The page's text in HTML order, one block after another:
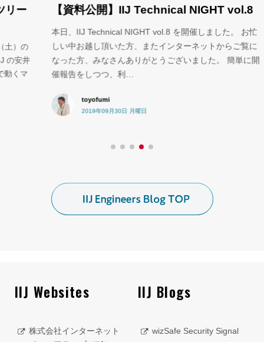
【資料公開】IIJ Technical NIGHT vol.8
本日、IIJ Technical NIGHT vol.8 を開催しました。 お忙
しい中お越し頂いた方、またインターネットからご覧に
なった方、みなさんありがとうございました。 簡単に開
催報告をしつつ、利…
toyofumi
2019年09月30日 月曜日
ス
IIJ Websites
株式会社インターネット
IIJ Blogs
wizSafe Security Signal